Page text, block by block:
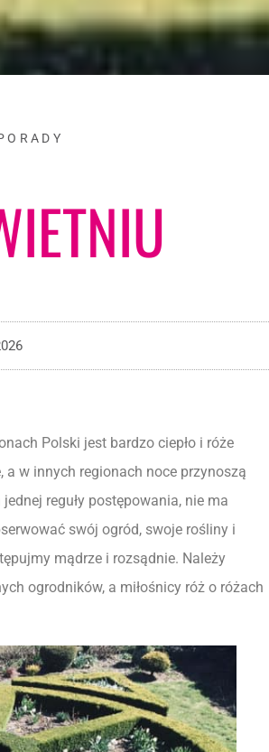
Polski jest bardzo ciepło i róże
a w innych regionach noce przynoszą
reguły postępowania, nie ma
swój ogród, swoje rośliny i
mądrze i rozsądnie. Należy
ogrodników, a miłośnicy róż o różach